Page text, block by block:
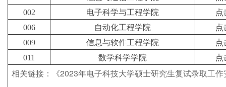
002
电子科学与工程学院
点
006
自动化工程学院
点
009
信息与软件工程学院
点
011
数学科学学院 点
相关链接：《2023年电子科技大学硕士研究生复试录取工